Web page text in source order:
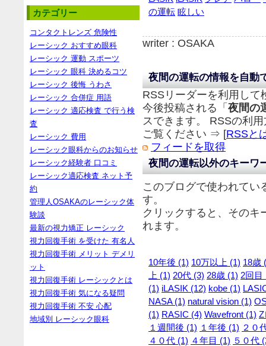
の運転 眩しい
writer : OSAKA
夜間の運転の情報を自動
RSSリーダーを利用して
今後投稿される「 夜間の
スできます。 RSSの利
ご覧ください ⇒ [RSSと
フィードを取得
夜間の運転以外のキーワ
このブログで使われてい
す。
クリックすると、そのキ
れます。
10年後 (1) 10万以上 (1) 18歳
上 (1) 20代 (3) 28歳 (1) 2回目
(1) iLASIK (12) kobe (1)
NASA (1) natural vision (1)
(1) RASIC (4) Wavefront (1) Z
１週間後 (1) １年後 (1) ２０
４０代 (1) ４年目 (1) ５０代
カテゴリー
コンタクトレンズ 危険性
レーシック おすすめ眼科
レーシック 運動 スポーツ
レーシック 眼科 決めるコツ
レーシック 後悔 うわさ
レーシック 合併症 用語
レーシック 適応検査 で行う検
査
レーシック 費用
レーシック眼科からのお知らせ
レーシック経験者 口コミ
レーシック適応検査 ネット予
約
管理人OSAKAのレーシック体
験談
最新の視力矯正 レーシック
視力回復手術 を受けた 有名人
視力回復手術 メリット デメリ
ット
視力回復手術 レーシックとは
視力回復手術 気になる疑問
視力回復手術 不安 心配
地域別 レーシック眼科